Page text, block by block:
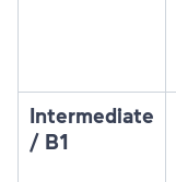
Intermediate
/ B1